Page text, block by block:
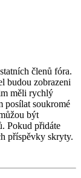
členů fóra.
budou zobrazeni
měli rychlý
posílat soukromé
být
Pokud přidáte
příspěvky skryty.